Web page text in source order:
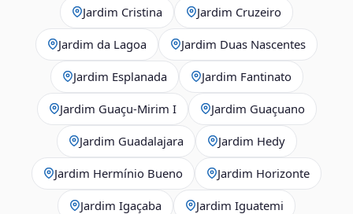
Jardim Cristina Jardim Cruzeiro
Jardim da Lagoa Jardim Duas Nascentes
Jardim Esplanada Jardim Fantinato
Jardim Guaçu‑Mirim I Jardim Guaçuano
Jardim Guadalajara Jardim Hedy
Jardim Hermínio Bueno Jardim Horizonte
Jardim Igaçaba Jardim Iguatemi